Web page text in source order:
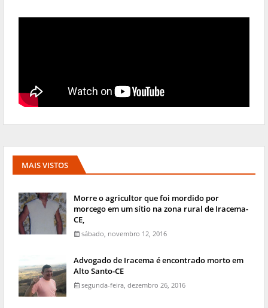
MAIS VISTOS
Morre o agricultor que foi mordido por
morcego em um sítio na zona rural de Iracema-
CE,
sábado, novembro 12, 2016
Advogado de Iracema é encontrado morto em
Alto Santo-CE
segunda-feira, dezembro 26, 2016